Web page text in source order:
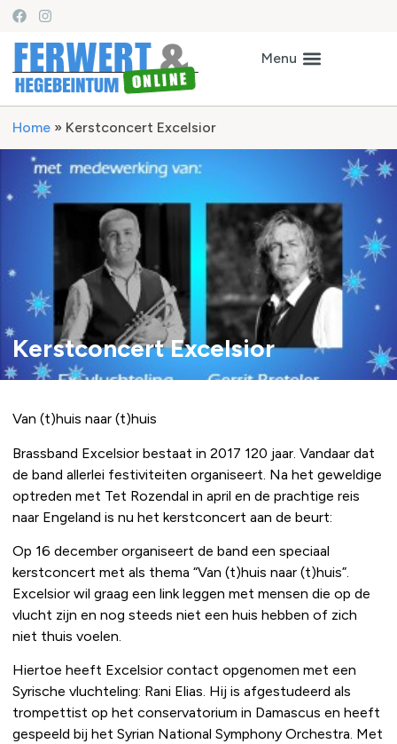
Home » Kerstconcert Excelsior
Kerstconcert Excelsior
Van (t)huis naar (t)huis
Brassband Excelsior bestaat in 2017 120 jaar. Vandaar dat
de band allerlei festiviteiten organiseert. Na het geweldige
optreden met Tet Rozendal in april en de prachtige reis
naar Engeland is nu het kerstconcert aan de beurt:
Op 16 december organiseert de band een speciaal
kerstconcert met als thema “Van (t)huis naar (t)huis”.
Excelsior wil graag een link leggen met mensen die op de
vlucht zijn en nog steeds niet een huis hebben of zich
niet thuis voelen.
Hiertoe heeft Excelsior contact opgenomen met een
Syrische vluchteling: Rani Elias. Hij is afgestudeerd als
trompettist op het conservatorium in Damascus en heeft
gespeeld bij het Syrian National Symphony Orchestra. Met